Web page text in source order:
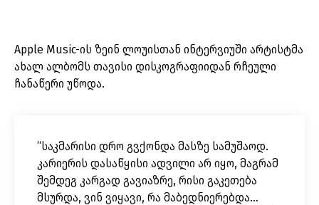
Apple Music-ის ზეინ ლოუისთან ინტერვიუში არტისტმა
ახალ ალბომს თავისი დისკოგრაფიიდან რჩეული
ჩანაწერი უწოდა.
“საკმარისი დრო გვქონდა მასზე სამუშაოდ.
კარიერის დასაწყისი ადვილი არ იყო, მაგრამ
შემდეგ კარგად გავიაზრე, რისი გაკეთება
მსურდა, ვინ ვიყავი, რა მაბედნიერებდა…